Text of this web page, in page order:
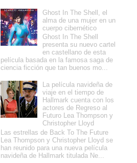
Ghost In The Shell, el
alma de una mujer en un
cuerpo cibernético
Ghost In The Shell
presenta su nuevo cartel
en castellano de esta
película basada en la famosa saga de
ciencia ficción que tan buenos mo...
La película navideña de
viaje en el tiempo de
Hallmark cuenta con los
actores de Regreso al
Futuro Lea Thompson y
Christopher Lloyd
Las estrellas de Back To The Future
Lea Thompson y Christopher Lloyd se
han reunido para una nueva película
navideña de Hallmark titulada Ne...